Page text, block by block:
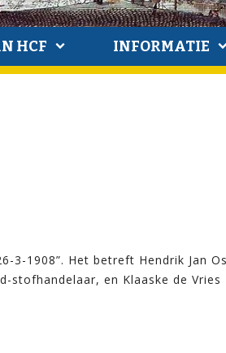
HCF INFORMATIE
3-1908”. Het betreft Hendrik Jan
stofhandelaar, en Klaaske de Vries